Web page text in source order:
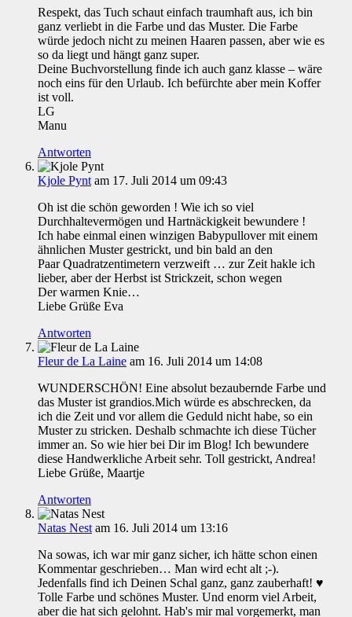
Respekt, das Tuch schaut einfach traumhaft aus, ich bin
ganz verliebt in die Farbe und das Muster. Die Farbe
würde jedoch nicht zu meinen Haaren passen, aber wie es
so da liegt und hängt ganz super.
Deine Buchvorstellung finde ich auch ganz klasse – wäre
noch eins für den Urlaub. Ich befürchte aber mein Koffer
ist voll.
LG
Manu
Antworten
Kjole Pynt am 17. Juli 2014 um 09:43
Oh ist die schön geworden ! Wie ich so viel
Durchhaltevermögen und Hartnäckigkeit bewundere !
Ich habe einmal einen winzigen Babypullover mit einem
ähnlichen Muster gestrickt, und bin bald an den
Paar Quadratzentimetern verzweift … zur Zeit hakle ich
lieber, aber der Herbst ist Strickzeit, schon wegen
Der warmen Knie…
Liebe Grüße Eva
Antworten
Fleur de La Laine am 16. Juli 2014 um 14:08
WUNDERSCHÖN! Eine absolut bezaubernde Farbe und
das Muster ist grandios.Mich würde es abschrecken, da
ich die Zeit und vor allem die Geduld nicht habe, so ein
Muster zu stricken. Deshalb schmachte ich diese Tücher
immer an. So wie hier bei Dir im Blog! Ich bewundere
diese Handwerkliche Arbeit sehr. Toll gestrickt, Andrea!
Liebe Grüße, Maartje
Antworten
Natas Nest am 16. Juli 2014 um 13:16
Na sowas, ich war mir ganz sicher, ich hätte schon einen
Kommentar geschrieben… Man wird echt alt ;-).
Jedenfalls find ich Deinen Schal ganz, ganz zauberhaft! ♥
Tolle Farbe und schönes Muster. Und enorm viel Arbeit,
aber die hat sich gelohnt. Hab's mir mal vorgemerkt, man